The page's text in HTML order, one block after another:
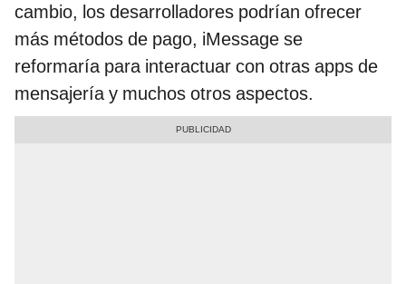
cambio, los desarrolladores podrían ofrecer
más métodos de pago, iMessage se
reformaría para interactuar con otras apps de
mensajería y muchos otros aspectos.